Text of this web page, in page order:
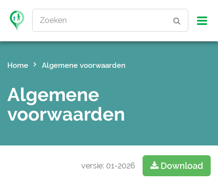
Zoeken
Home Algemene voorwaarden
Algemene
voorwaarden
versie: 01-2026 Download